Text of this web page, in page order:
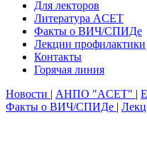
Для лекторов
Литература ACET
Факты о ВИЧ/СПИДе
Лекции профилактики
Контакты
Горячая линия
Новости | АНПО "ACET" |
Факты о ВИЧ/СПИДе |